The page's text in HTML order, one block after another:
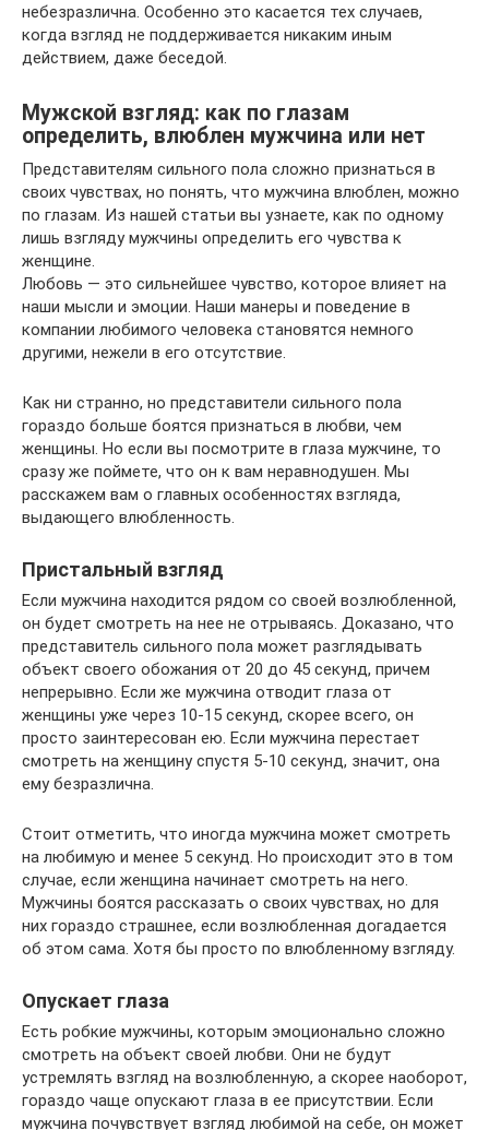
небезразлична. Особенно это касается тех случаев,
когда взгляд не поддерживается никаким иным
действием, даже беседой.
Мужской взгляд: как по глазам
определить, влюблен мужчина или нет
Представителям сильного пола сложно признаться в
своих чувствах, но понять, что мужчина влюблен, можно
по глазам. Из нашей статьи вы узнаете, как по одному
лишь взгляду мужчины определить его чувства к
женщине.
Любовь — это сильнейшее чувство, которое влияет на
наши мысли и эмоции. Наши манеры и поведение в
компании любимого человека становятся немного
другими, нежели в его отсутствие.
Как ни странно, но представители сильного пола
гораздо больше боятся признаться в любви, чем
женщины. Но если вы посмотрите в глаза мужчине, то
сразу же поймете, что он к вам неравнодушен. Мы
расскажем вам о главных особенностях взгляда,
выдающего влюбленность.
Пристальный взгляд
Если мужчина находится рядом со своей возлюбленной,
он будет смотреть на нее не отрываясь. Доказано, что
представитель сильного пола может разглядывать
объект своего обожания от 20 до 45 секунд, причем
непрерывно. Если же мужчина отводит глаза от
женщины уже через 10-15 секунд, скорее всего, он
просто заинтересован ею. Если мужчина перестает
смотреть на женщину спустя 5-10 секунд, значит, она
ему безразлична.
Стоит отметить, что иногда мужчина может смотреть
на любимую и менее 5 секунд. Но происходит это в том
случае, если женщина начинает смотреть на него.
Мужчины боятся рассказать о своих чувствах, но для
них гораздо страшнее, если возлюбленная догадается
об этом сама. Хотя бы просто по влюбленному взгляду.
Опускает глаза
Есть робкие мужчины, которым эмоционально сложно
смотреть на объект своей любви. Они не будут
устремлять взгляд на возлюбленную, а скорее наоборот,
гораздо чаще опускают глаза в ее присутствии. Если
мужчина почувствует взгляд любимой на себе, он может